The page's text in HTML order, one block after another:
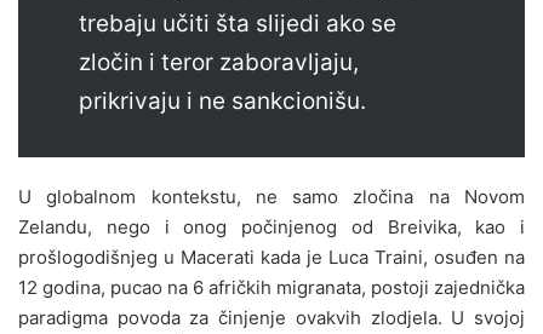
trebaju učiti šta slijedi ako se
zločin i teror zaboravljaju,
prikrivaju i ne sankcionišu.
U globalnom kontekstu, ne samo zločina na Novom
Zelandu, nego i onog počinjenog od Breivika, kao i
prošlogodišnjeg u Macerati kada je Luca Traini, osuđen na
12 godina, pucao na 6 afričkih migranata, postoji zajednička
paradigma povoda za činjenje ovakvih zlodjela. U svojoj